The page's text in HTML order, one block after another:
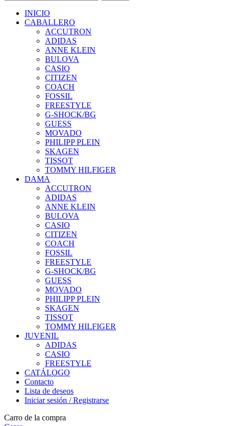
INICIO
CABALLERO
ACCUTRON
ADIDAS
ANNE KLEIN
BULOVA
CASIO
CITIZEN
COACH
FOSSIL
FREESTYLE
G-SHOCK/BG
GUESS
MOVADO
PHILIPP PLEIN
SKAGEN
TISSOT
TOMMY HILFIGER
DAMA
ACCUTRON
ADIDAS
ANNE KLEIN
BULOVA
CASIO
CITIZEN
COACH
FOSSIL
FREESTYLE
G-SHOCK/BG
GUESS
MOVADO
PHILIPP PLEIN
SKAGEN
TISSOT
TOMMY HILFIGER
JUVENIL
ADIDAS
CASIO
FREESTYLE
CATÁLOGO
Contacto
Lista de deseos
Iniciar sesión / Registrarse
Carro de la compra